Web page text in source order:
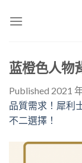
蓝橙色人物
Published 2021
品質需求！犀利
不二選擇！